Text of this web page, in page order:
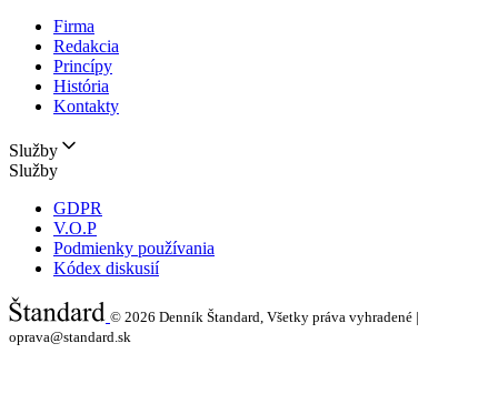
Firma
Redakcia
Princípy
História
Kontakty
Služby
Služby
GDPR
V.O.P
Podmienky používania
Kódex diskusií
© 2026 Denník Štandard, Všetky práva vyhradené |
oprava@standard.sk